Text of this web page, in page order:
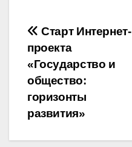
Навигация
по
записям
Старт Интернет-
проекта
«Государство и
общество:
горизонты
развития»